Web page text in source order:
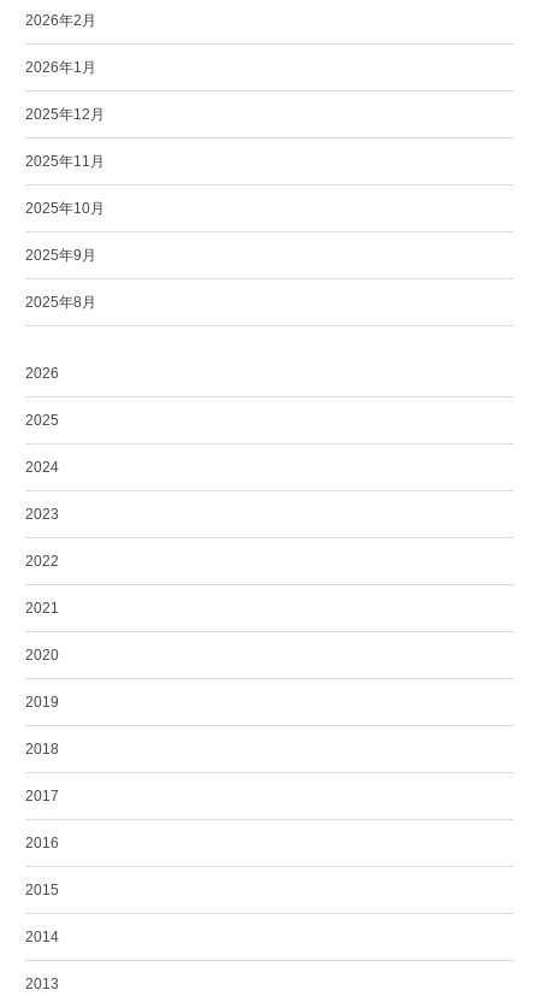
2026年2月
2026年1月
2025年12月
2025年11月
2025年10月
2025年9月
2025年8月
2026
2025
2024
2023
2022
2021
2020
2019
2018
2017
2016
2015
2014
2013